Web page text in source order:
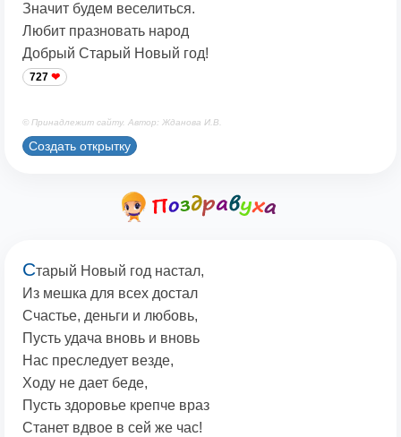
Значит будем веселиться.
Любит празновать народ
Добрый Старый Новый год!
727
© Принадлежит сайту. Автор: Жданова И.В.
Создать открытку
Старый Новый год настал,
Из мешка для всех достал
Счастье, деньги и любовь,
Пусть удача вновь и вновь
Нас преследует везде,
Ходу не дает беде,
Пусть здоровье крепче враз
Станет вдвое в сей же час!